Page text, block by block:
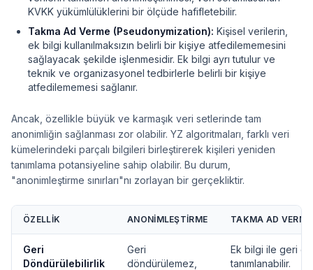
KVKK yükümlülüklerini bir ölçüde hafifletebilir.
Takma Ad Verme (Pseudonymization): Kişisel verilerin,
ek bilgi kullanılmaksızın belirli bir kişiye atfedilememesini
sağlayacak şekilde işlenmesidir. Ek bilgi ayrı tutulur ve
teknik ve organizasyonel tedbirlerle belirli bir kişiye
atfedilememesi sağlanır.
Ancak, özellikle büyük ve karmaşık veri setlerinde tam
anonimliğin sağlanması zor olabilir. YZ algoritmaları, farklı veri
kümelerindeki parçalı bilgileri birleştirerek kişileri yeniden
tanımlama potansiyeline sahip olabilir. Bu durum,
"anonimleştirme sınırları"nı zorlayan bir gerçekliktir.
ÖZELLIK ANONIMLEŞTIRME TAKMA AD
Geri
Döndürülebilirlik
Geri
döndürülemez,
Ek bilgi ile geri
tanımlanabilir.